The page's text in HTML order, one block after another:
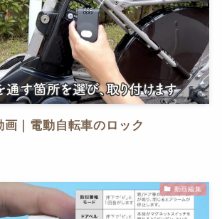
｜電動自転車のロック
動画編集